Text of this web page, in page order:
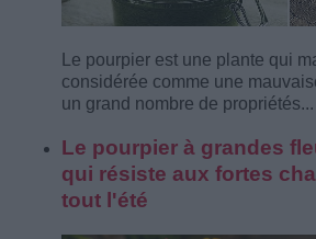
Le pourpier est une plante qui
considérée comme une
un grand nombre de propriétés...
Le pourpier à grandes
qui résiste aux fortes
tout l'été